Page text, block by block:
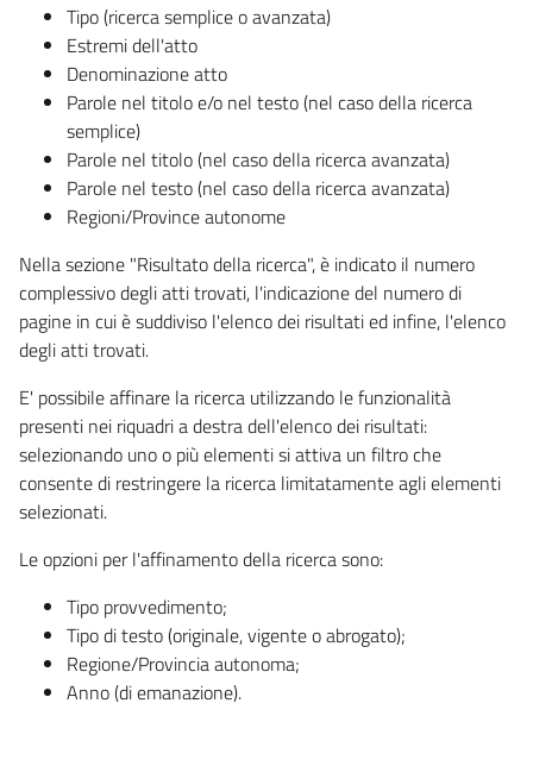
Tipo (ricerca semplice o avanzata)
Estremi dell'atto
Denominazione atto
Parole nel titolo e/o nel testo (nel caso della ricerca
semplice)
Parole nel titolo (nel caso della ricerca avanzata)
Parole nel testo (nel caso della ricerca avanzata)
Regioni/Province autonome
Nella sezione "Risultato della ricerca", è indicato il numero
complessivo degli atti trovati, l'indicazione del numero di
pagine in cui è suddiviso l'elenco dei risultati ed infine, l'elenco
degli atti trovati.
E' possibile affinare la ricerca utilizzando le funzionalità
presenti nei riquadri a destra dell'elenco dei risultati:
selezionando uno o più elementi si attiva un filtro che
consente di restringere la ricerca limitatamente agli elementi
selezionati.
Le opzioni per l'affinamento della ricerca sono:
Tipo provvedimento;
Tipo di testo (originale, vigente o abrogato);
Regione/Provincia autonoma;
Anno (di emanazione).